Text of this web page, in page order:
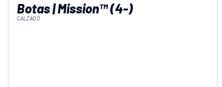
Botas | Mission™ (4-)
CALZADO